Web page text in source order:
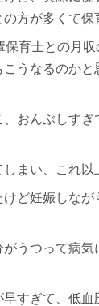
の方が多くて
保育士との月収
こうなるのかと
おんぶしすぎ
しまい、これ以
けど妊娠しなが
うつって病気
すぎて、低血